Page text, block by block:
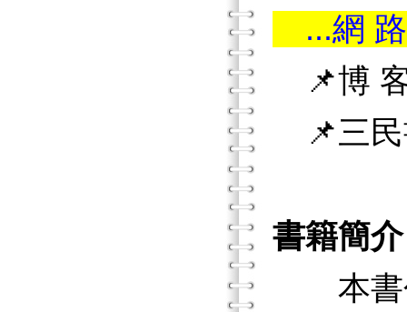
...網
📌博
📌三民
書籍簡介
本書包